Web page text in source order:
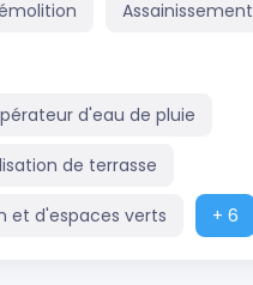
Assainissement
d'eau de pluie
de terrasse
et d'espaces verts + 6